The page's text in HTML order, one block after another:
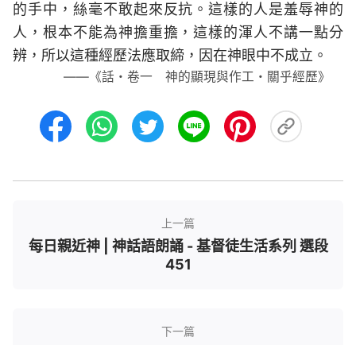
的手中，絲毫不敢起來反抗。這樣的人是羞辱神的
人，根本不能為神擔重擔，這樣的渾人不講一點分
辨，所以這種經歷法應取締，因在神眼中不成立。
——《話・卷一 神的顯現與作工・關乎經歷》
上一篇
每日親近神 | 神話語朗誦 - 基督徒生活系列 選段
451
下一篇